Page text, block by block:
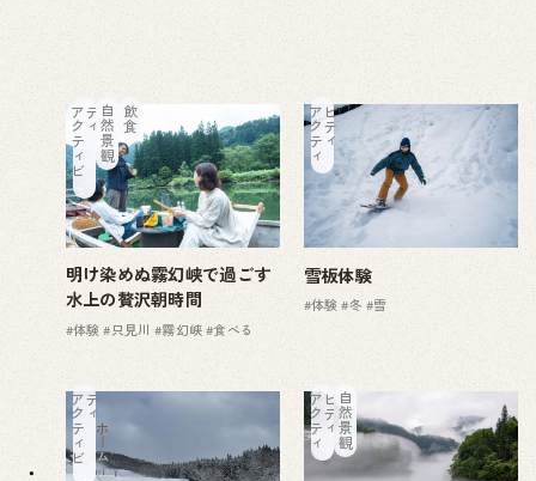
明け染めぬ霧幻峡で過ごす
水上の贅沢朝時間
ア
ク
テ
ィ
ビ
ティ自然景観 飲食
#体験 #只見川 #霧幻峡 #食べる
雪板体験
ア
ク
テ
ィ
ビ
ティ
#体験 #冬 #雪
ア
ク
テ
ィ
ビ
ティ ア
ク
テ
ィ
ビ
ティ自然景観
ホーム